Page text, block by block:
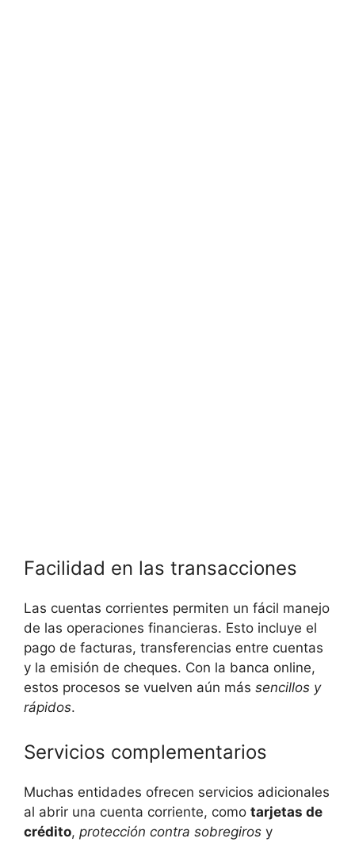
Facilidad en las transacciones
Las cuentas corrientes permiten un fácil manejo
de las operaciones financieras. Esto incluye el
pago de facturas, transferencias entre cuentas
y la emisión de cheques. Con la banca online,
estos procesos se vuelven aún más sencillos y
rápidos.
Servicios complementarios
Muchas entidades ofrecen servicios adicionales
al abrir una cuenta corriente, como tarjetas de
crédito, protección contra sobregiros y